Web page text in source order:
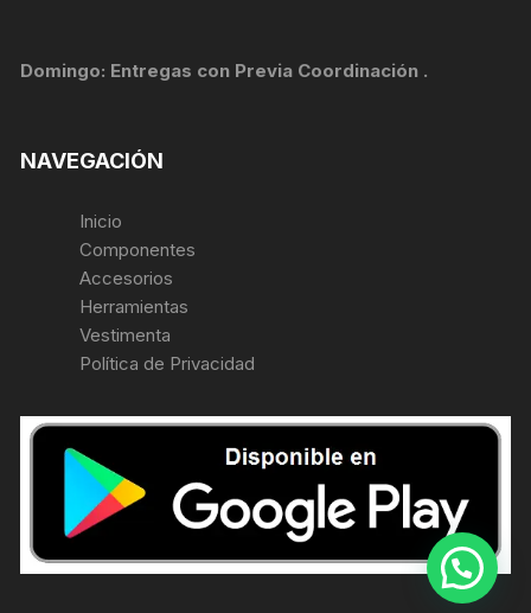
Domingo: Entregas con Previa Coordinación .
NAVEGACIÓN
Inicio
Componentes
Accesorios
Herramientas
Vestimenta
Política de Privacidad